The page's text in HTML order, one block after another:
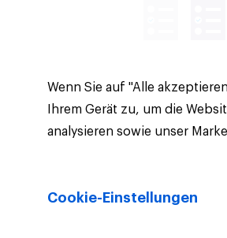
Wenn Sie auf "Alle
Ihrem Gerät zu, um die
analysieren sowie unser
Cookie-Einstellungen